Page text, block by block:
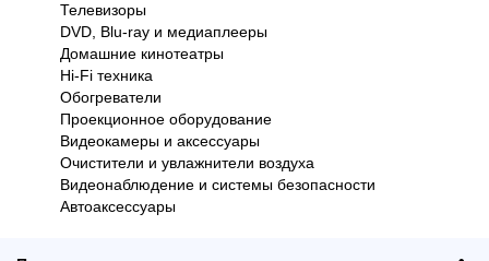
Одежда
кофемашины
Планшеты Моноблоки
Телевизоры
DVD, Blu-ray и медиаплееры
Домашние кинотеатры
Hi-Fi техника
Обогреватели
Проекционное оборудование
Видеокамеры и аксессуары
Очистители и увлажнители воздуха
Видеонаблюдение и системы безопасности
Автоаксессуары